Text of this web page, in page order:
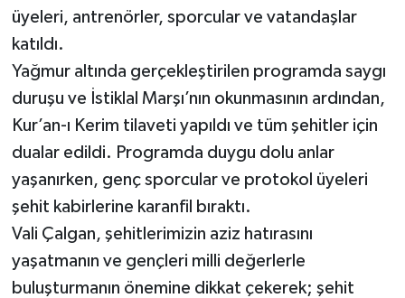
üyeleri, antrenörler, sporcular ve vatandaşlar
katıldı.
Yağmur altında gerçekleştirilen programda saygı
duruşu ve İstiklal Marşı’nın okunmasının ardından,
Kur’an-ı Kerim tilaveti yapıldı ve tüm şehitler için
dualar edildi. Programda duygu dolu anlar
yaşanırken, genç sporcular ve protokol üyeleri
şehit kabirlerine karanfil bıraktı.
Vali Çalgan, şehitlerimizin aziz hatırasını
yaşatmanın ve gençleri milli değerlerle
buluşturmanın önemine dikkat çekerek; şehit